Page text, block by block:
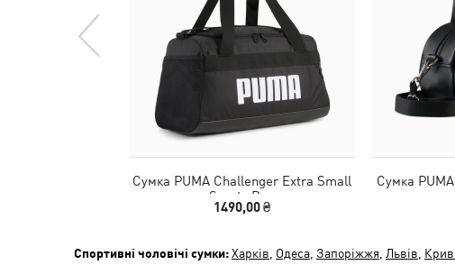
Сумка PUMA Challenger Extra Small
Sports Bag
1490,00 ₴
Сумка
Спортивні чоловічі сумки:Харків Одеса Запоріжжя Львів